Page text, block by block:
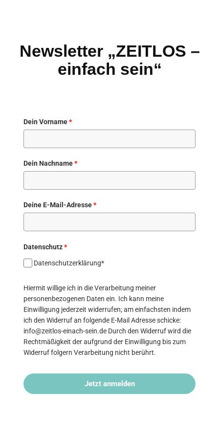
Newsletter „ZEITLOS –
einfach sein“
Dein Vorname*
Dein Nachname*
Deine E-Mail-Adresse*
Datenschutz*
Datenschutzerklärung*
Hiermit willige ich in die Verarbeitung meiner
personenbezogenen Daten ein. Ich kann meine
Einwilligung jederzeit widerrufen; am einfachsten indem
ich den Widerruf an folgende E-Mail Adresse schicke:
info@zeitlos-einach-sein.de Durch den Widerruf wird die
Rechtmäßigkeit der aufgrund der Einwilligung bis zum
Widerruf folgern Verarbeitung nicht berührt.
Jetzt anmelden